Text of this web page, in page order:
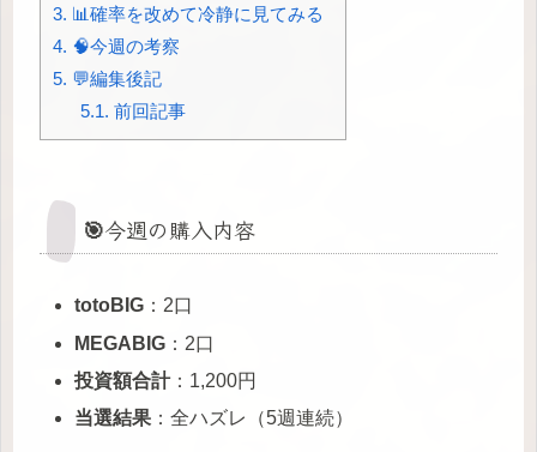
3. 📊確率を改めて冷静に見てみる
4. 🧠今週の考察
5. 💬編集後記
5.1. 前回記事
🎯今週の購入内容
totoBIG ：2口
MEGABIG ：2口
投資額合計：1,200円
当選結果 ：全ハズレ（5週連続）